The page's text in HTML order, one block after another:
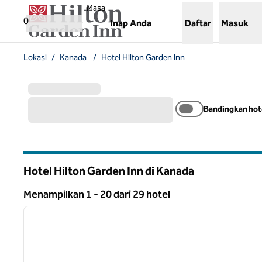
Lompati ke Konten
0
Masa
Inap Anda
,Membuka tab baru
Daftar Masuk
Lokasi / Kanada / Hotel Hilton Garden Inn
Bandingkan
Hotel Hilton Garden Inn di Kanada
Menampilkan 1 - 20 dari 29 hotel
Menampilkan 29 hotel
1 dari 12